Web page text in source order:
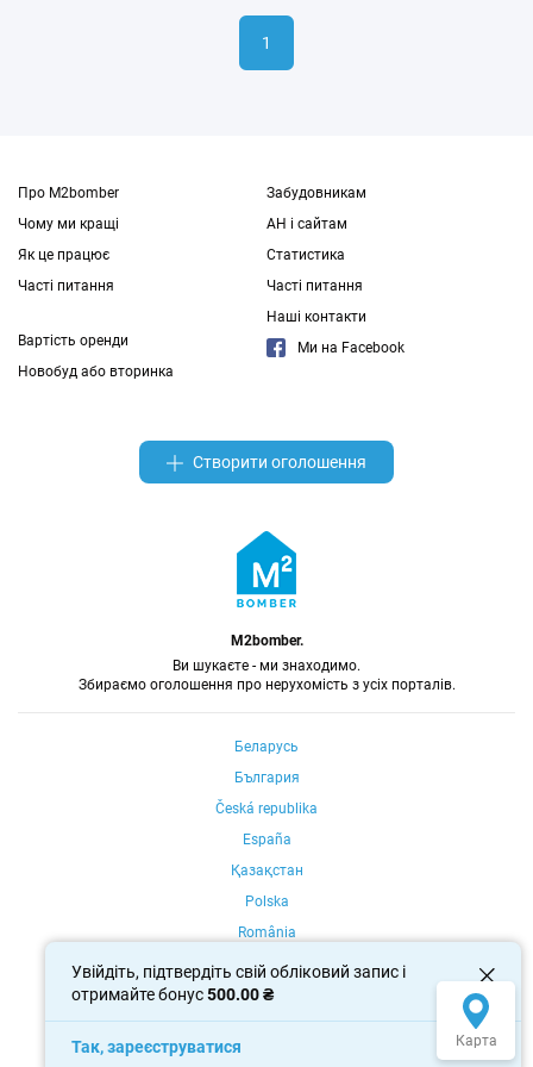
Увійдіть, підтвердіть свій обліковий запис і
отримайте бонус500.00 ₴
Так, зареєструватися Карта
1
Про M2bomber
Чому ми кращі
Як це працює
Часті питання
Вартість оренди
Новобуд або вторинка
Забудовникам
АН і сайтам
Статистика
Часті питання
Наші контакти
Ми на Facebook
Створити оголошення
M2bomber.
Ви шукаєте - ми знаходимо.
Збираємо оголошення про нерухомість з усіх порталів.
Беларусь
България
Česká republika
España
Қазақстан
Polska
România
Portugal
Россия
Україна
Oʻzbekiston